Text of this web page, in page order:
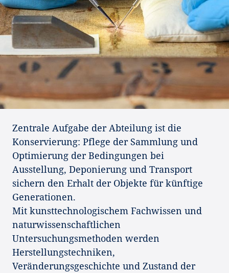
Zentrale Aufgabe der Abteilung ist die
Konservierung: Pflege der Sammlung und
Optimierung der Bedingungen bei
Ausstellung, Deponierung und Transport
sichern den Erhalt der Objekte für künftige
Generationen.
Mit kunsttechnologischem Fachwissen und
naturwissenschaftlichen
Untersuchungsmethoden werden
Herstellungstechniken,
Veränderungsgeschichte und Zustand der